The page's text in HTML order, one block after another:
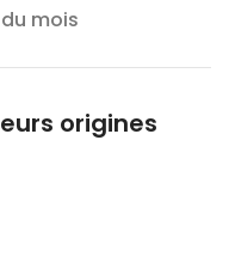
mois
origines